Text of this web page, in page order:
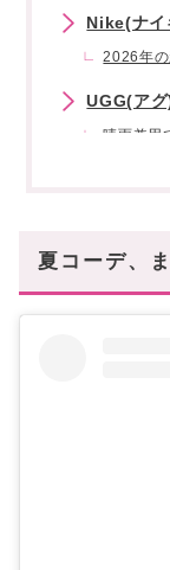
Nike(ナイ
2026年の
UGG(アグ
晴雨兼用
大人仕
被り0の
PAES(ペ
最高級
夏コーデ、